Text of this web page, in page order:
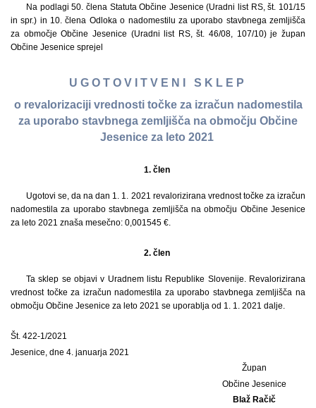
Na podlagi 50. člena Statuta Občine Jesenice (Uradni list RS, št. 101/15
in spr.) in 10. člena Odloka o nadomestilu za uporabo stavbnega zemljišča
za območje Občine Jesenice (Uradni list RS, št. 46/08, 107/10) je župan
Občine Jesenice sprejel
U G O T O V I T V E N I S K L E P
o revalorizaciji vrednosti točke za izračun nadomestila
za uporabo stavbnega zemljišča na območju Občine
Jesenice za leto 2021
1. člen
Ugotovi se, da na dan 1. 1. 2021 revalorizirana vrednost točke za izračun
nadomestila za uporabo stavbnega zemljišča na območju Občine Jesenice
za leto 2021 znaša mesečno: 0,001545 €.
2. člen
Ta sklep se objavi v Uradnem listu Republike Slovenije. Revalorizirana
vrednost točke za izračun nadomestila za uporabo stavbnega zemljišča na
območju Občine Jesenice za leto 2021 se uporablja od 1. 1. 2021 dalje.
Št. 422-1/2021
Jesenice, dne 4. januarja 2021
Župan
Občine Jesenice
Blaž Račič